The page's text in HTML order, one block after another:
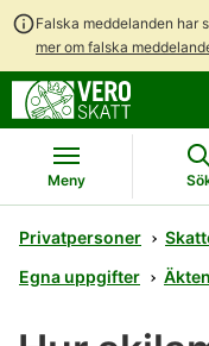
Falska meddelanden har
mer om falska
Meny
Privatpersoner
Egna uppgifter